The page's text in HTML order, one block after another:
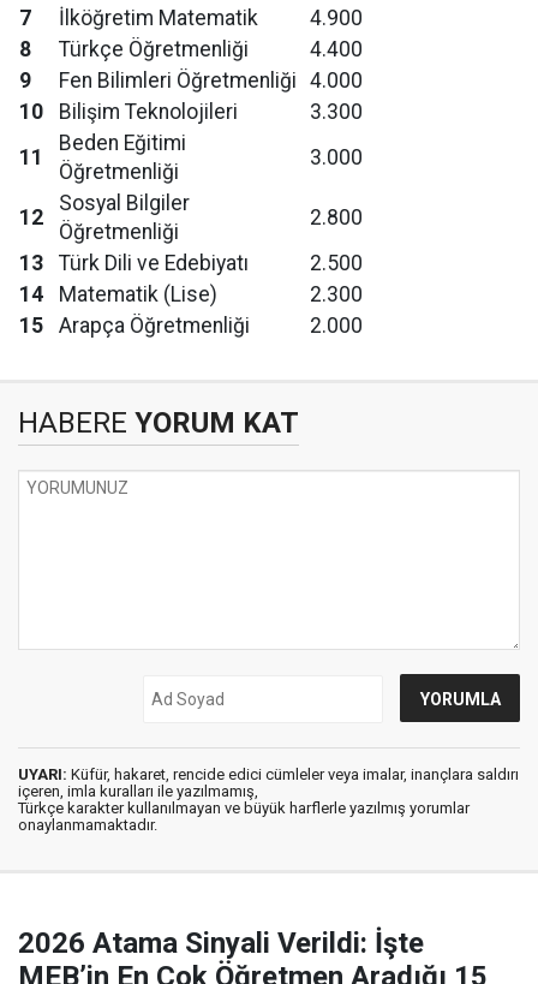
7
İlköğretim Matematik
4.900
8
Türkçe Öğretmenliği
4.400
9
Fen Bilimleri Öğretmenliği 4.000
10
Bilişim Teknolojileri
3.300
11
Beden Eğitimi
Öğretmenliği
3.000
12
Sosyal Bilgiler
Öğretmenliği
2.800
13
Türk Dili ve Edebiyatı
2.500
14
Matematik (Lise)
2.300
15
Arapça Öğretmenliği 2.000
HABERE YORUM KAT
UYARI: Küfür, hakaret, rencide edici cümleler veya imalar, inançlara saldırı
içeren, imla kuralları ile yazılmamış,
Türkçe karakter kullanılmayan ve büyük harflerle yazılmış yorumlar
onaylanmamaktadır.
2026 Atama Sinyali Verildi: İşte
MEB’in En Çok Öğretmen Aradığı 15